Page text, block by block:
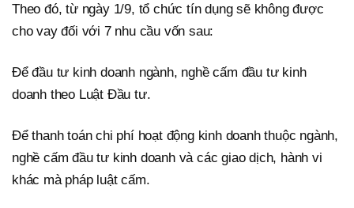
Theo đó, từ ngày 1/9, tổ chức tín dụng sẽ không được
cho vay đối với 7 nhu cầu vốn sau:
Để đầu tư kinh doanh ngành, nghề cấm đầu tư kinh
doanh theo Luật Đầu tư.
Để thanh toán chi phí hoạt động kinh doanh thuộc ngành,
nghề cấm đầu tư kinh doanh và các giao dịch, hành vi
khác mà pháp luật cấm.